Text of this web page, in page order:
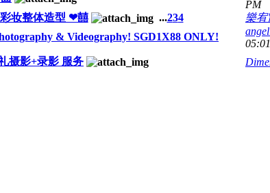
PM
妆整体造型 ❤囍 ...234 樂宥
& Videography! SGD1X88 ONLY!
摄影+录影 服务